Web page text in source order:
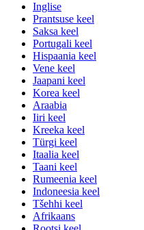
Inglise
Prantsuse keel
Saksa keel
Portugali keel
Hispaania keel
Vene keel
Jaapani keel
Korea keel
Araabia
Iiri keel
Kreeka keel
Türgi keel
Itaalia keel
Taani keel
Rumeenia keel
Indoneesia keel
Tšehhi keel
Afrikaans